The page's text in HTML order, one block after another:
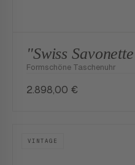
"Swiss
Formschöne Taschenuhr
2.898,00 €
VINTAGE